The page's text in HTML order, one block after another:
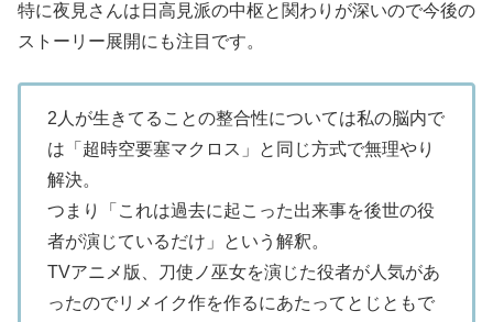
特に夜見さんは日高見派の中枢と関わりが深いので今後の
ストーリー展開にも注目です。
2人が生きてることの整合性については私の脳内で
は「超時空要塞マクロス」と同じ方式で無理やり
解決。
つまり「これは過去に起こった出来事を後世の役
者が演じているだけ」という解釈。
TVアニメ版、刀使ノ巫女を演じた役者が人気があ
ったのでリメイク作を作るにあたってとじともで